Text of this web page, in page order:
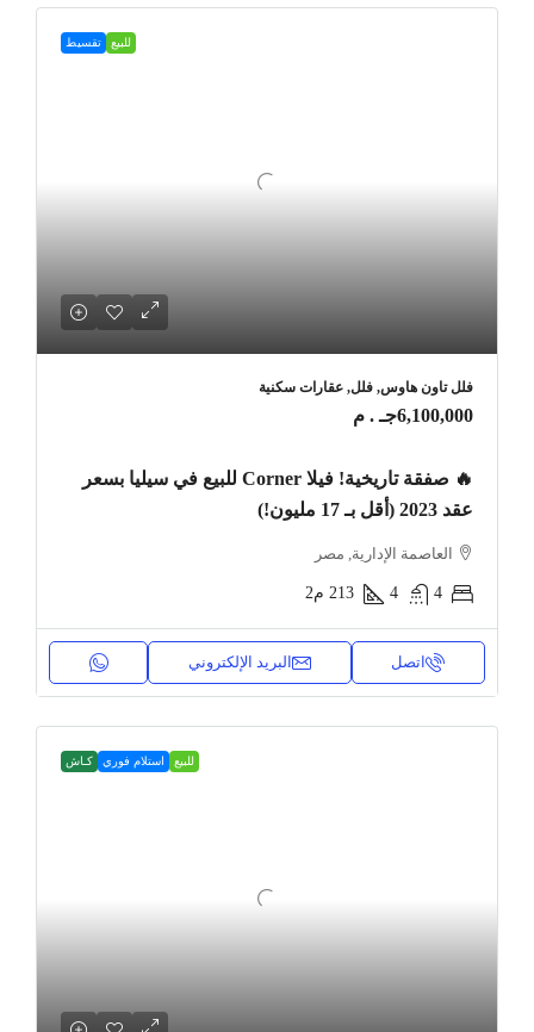
للبيع تقسيط
فلل تاون هاوس, فلل, عقارات سكنية
6,100,000جـ . م
🔥 صفقة تاريخية! فيلا Corner للبيع في سيليا بسعر
عقد 2023 (أقل بـ 17 مليون!)
العاصمة الإدارية, مصر
4
4
213 م2
اتصل البريد الإلكتروني
للبيع استلام فوري كـاش